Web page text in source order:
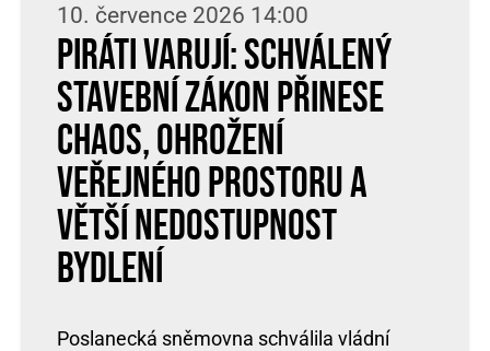
10. července 2026 14:00
Piráti varují: Schválený
stavební zákon přinese
chaos, ohrožení
veřejného prostoru a
větší nedostupnost
bydlení
Poslanecká sněmovna schválila vládní